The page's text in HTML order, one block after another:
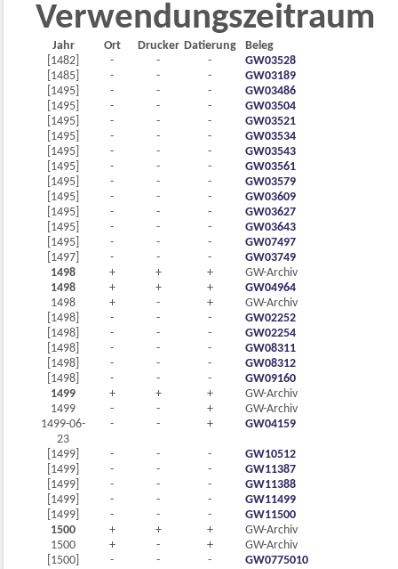
Verwendungszeitraum
Jahr Ort Drucker Datierung
Beleg
[1482]
- - -
GW03528
[1485]
- - -
GW03189
[1495]
- - -
GW03486
[1495]
- - -
GW03504
[1495]
- - -
GW03521
[1495]
- - -
GW03534
[1495]
- - -
GW03543
[1495]
- - -
GW03561
[1495]
- - -
GW03579
[1495]
- - -
GW03609
[1495]
- - -
GW03627
[1495]
- - -
GW03643
[1495]
- - -
GW07497
[1497]
- - -
GW03749
1498
+ + +
GW-Archiv
1498
+ + +
GW04964
1498
+ - +
GW-Archiv
[1498]
- - -
GW02252
[1498]
- - -
GW02254
[1498]
- - -
GW08311
[1498]
- - -
GW08312
[1498]
- - -
GW09160
1499
+ + +
GW-Archiv
1499
- - +
GW-Archiv
1499-06-
23
- - + GW04159
[1499] - - -
GW10512
[1499]
- - -
GW11387
[1499]
- - -
GW11388
[1499]
- - -
GW11499
[1499]
- - -
GW11500
1500
+ + +
GW-Archiv
1500
+ - +
GW-Archiv
[1500]
- - - GW0775010